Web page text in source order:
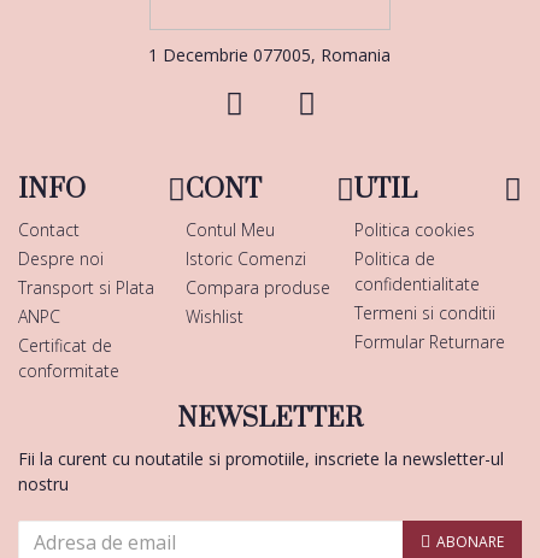
1 Decembrie 077005, Romania
INFO
Contact
Despre noi
Transport si Plata
ANPC
Certificat de
conformitate
CONT
Contul Meu
Istoric Comenzi
Compara produse
Wishlist
UTIL
Politica cookies
Politica de
confidentialitate
Termeni si conditii
Formular Returnare
NEWSLETTER
Fii la curent cu noutatile si promotiile, inscriete la newsletter-ul
nostru
ABONARE